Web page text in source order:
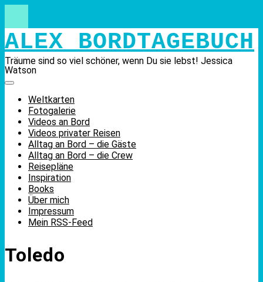
Skip
content
ALEX BORDTAGEBUCH
Träume sind so viel schöner, wenn Du sie lebst! Jessica
Watson
Weltkarten
Fotogalerie
Videos an Bord
Videos privater Reisen
Alltag an Bord – die Gäste
Alltag an Bord – die Crew
Reisepläne
Inspiration
Books
Über mich
Impressum
Mein RSS-Feed
Toledo